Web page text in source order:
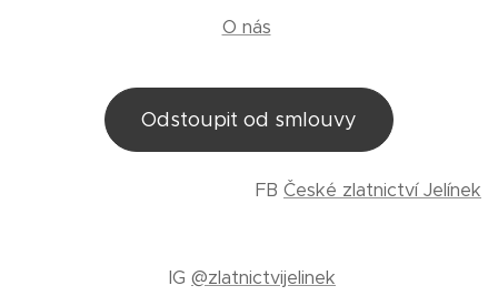
O nás
Odstoupit od smlouvy
FB České zlatnictví Jelínek
IG @zlatnictvijelinek